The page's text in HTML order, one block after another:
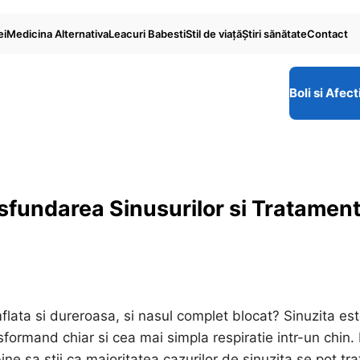
Medicina AlternativaLeacuri BabestiStil de viaţăŞtiri sănătateContact
Boli si
Sinusurilor si Tratament
si dureroasa, si nasul complet blocat? Sinuzita
chiar si cea mai simpla respiratie intr-un chin.